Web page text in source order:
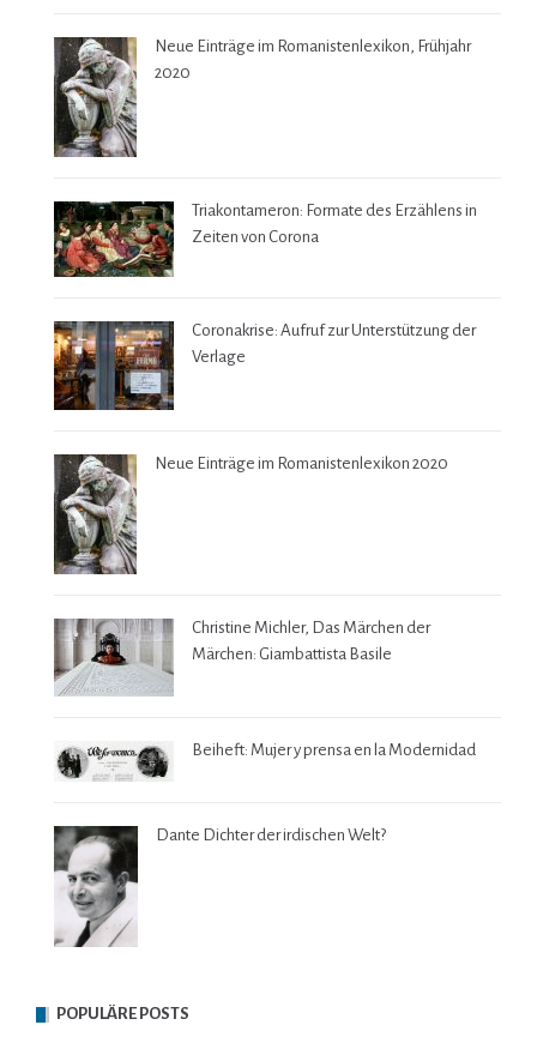
Neue Einträge im Romanistenlexikon, Frühjahr
2020
Triakontameron: Formate des Erzählens in
Zeiten von Corona
Coronakrise: Aufruf zur Unterstützung der
Verlage
Neue Einträge im Romanistenlexikon 2020
Christine Michler, Das Märchen der
Märchen: Giambattista Basile
Beiheft: Mujer y prensa en la Modernidad
Dante Dichter der irdischen Welt?
POPULÄRE POSTS